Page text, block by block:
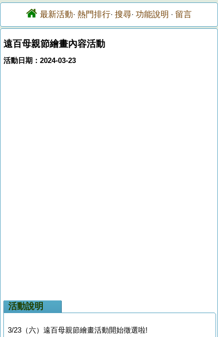
最新活動· 熱門排行· 搜尋· 功能說明 · 留言
遠百母親節繪畫內容活動
活動日期：2024-03-23
活動說明
3/23（六）遠百母親節繪畫活動開始徵選啦!